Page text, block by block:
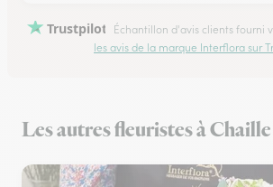
Trustpilot Échantillon d'avis clients fourni
les avis de la marque Interflora sur
Les autres fleuristes à